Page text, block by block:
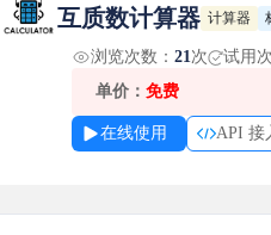
互质数计算器 计算器
浏览次数： 21次 试用
单价： 免费
在线使用 API 接